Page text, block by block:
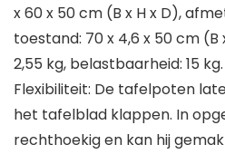
x 60 x 50 cm (B x H x D),
toestand: 70 x 4,6 x 50 cm
2,55 kg, belastbaarheid: 15 kg.
Flexibiliteit: De tafelpoten
het tafelblad klappen. In
rechthoekig en kan hij